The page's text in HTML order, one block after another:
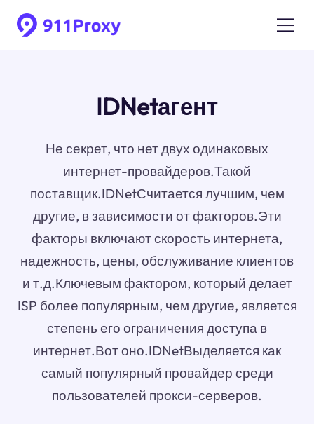
IDNetагент
Не секрет, что нет двух одинаковых
интернет-провайдеров.Такой
поставщик.IDNetСчитается лучшим, чем
другие, в зависимости от факторов.Эти
факторы включают скорость интернета,
надежность, цены, обслуживание клиентов
и т.д.Ключевым фактором, который делает
ISP более популярным, чем другие, является
степень его ограничения доступа в
интернет.Вот оно.IDNetВыделяется как
самый популярный провайдер среди
пользователей прокси-серверов.